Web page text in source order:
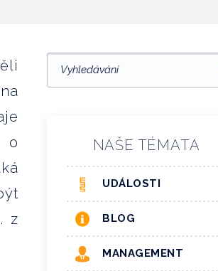
o
z
NAŠE TÉMATA
UDÁLOSTI
BLOG
MANAGEMENT